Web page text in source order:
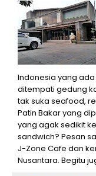
Indonesia yang
ditempati gedung
tak suka seafood,
Patin Bakar yang
yang agak sedikit
sandwich? Pesan
J-Zone Cafe dan
Nusantara. Begitu